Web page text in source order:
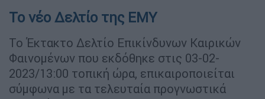
Το νέο Δελτίο της ΕΜΥ
Το Έκτακτο Δελτίο Επικίνδυνων Καιρικών
Φαινομένων που εκδόθηκε στις 03-02-
2023/13:00 τοπική ώρα, επικαιροποιείται
σύμφωνα με τα τελευταία προγνωστικά